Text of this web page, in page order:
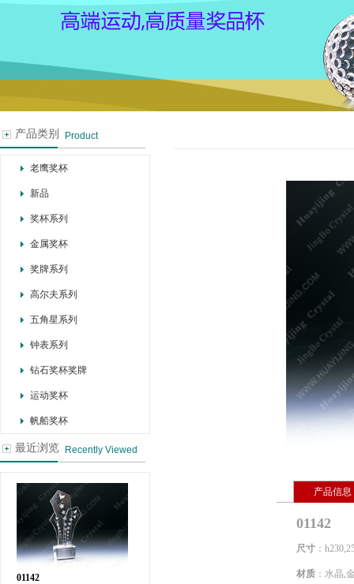
产品类别 Product
老鹰奖杯
新品
奖杯系列
金属奖杯
奖牌系列
高尔夫系列
五角星系列
钟表系列
钻石奖杯奖牌
运动奖杯
帆船奖杯
最近浏览 Recently Viewed
01142
产品信息
01142
尺寸 ：
材质 ：水晶,